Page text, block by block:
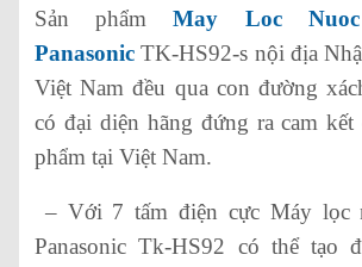
Sản phẩmMay Loc
Panasonic TK-HS92-s nội địa
Việt Nam đều qua con đường
có đại diện hãng đứng ra cam kết
phẩm tại Việt Nam.
– Với 7 tấm điện cực Máy lọc
Panasonic Tk-HS92 có thể tạo